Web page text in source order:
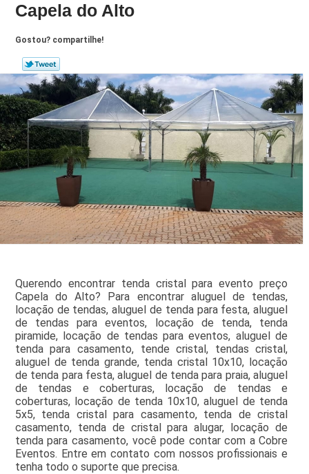
Capela do Alto
Gostou? compartilhe!
Querendo encontrar tenda cristal para evento preço
Capela do Alto? Para encontrar aluguel de tendas,
locação de tendas, aluguel de tenda para festa, aluguel
de tendas para eventos, locação de tenda, tenda
piramide, locação de tendas para eventos, aluguel de
tenda para casamento, tende cristal, tendas cristal,
aluguel de tenda grande, tenda cristal 10x10, locação
de tenda para festa, aluguel de tenda para praia, aluguel
de tendas e coberturas, locação de tendas e
coberturas, locação de tenda 10x10, aluguel de tenda
5x5, tenda cristal para casamento, tenda de cristal
casamento, tenda de cristal para alugar, locação de
tenda para casamento, você pode contar com a Cobre
Eventos. Entre em contato com nossos profissionais e
tenha todo o suporte que precisa.